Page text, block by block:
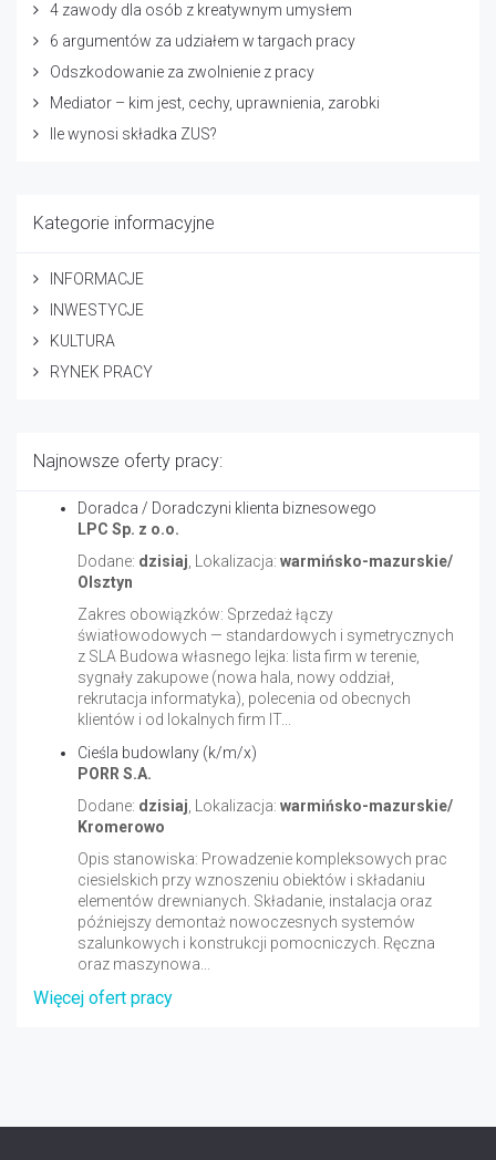
4 zawody dla osób z kreatywnym umysłem
6 argumentów za udziałem w targach pracy
Odszkodowanie za zwolnienie z pracy
Mediator – kim jest, cechy, uprawnienia, zarobki
Ile wynosi składka ZUS?
Kategorie informacyjne
INFORMACJE
INWESTYCJE
KULTURA
RYNEK PRACY
Najnowsze oferty pracy:
Doradca / Doradczyni klienta biznesowego
LPC Sp. z o.o.
Dodane: dzisiaj , Lokalizacja: warmińsko-mazurskie/
Olsztyn
Zakres obowiązków: Sprzedaż łączy
światłowodowych — standardowych i symetrycznych
z SLA Budowa własnego lejka: lista firm w terenie,
sygnały zakupowe (nowa hala, nowy oddział,
rekrutacja informatyka), polecenia od obecnych
klientów i od lokalnych firm IT...
Cieśla budowlany (k/m/x)
PORR S.A.
Dodane: dzisiaj , Lokalizacja: warmińsko-mazurskie/
Kromerowo
Opis stanowiska: Prowadzenie kompleksowych prac
ciesielskich przy wznoszeniu obiektów i składaniu
elementów drewnianych. Składanie, instalacja oraz
późniejszy demontaż nowoczesnych systemów
szalunkowych i konstrukcji pomocniczych. Ręczna
oraz maszynowa...
Więcej ofert pracy